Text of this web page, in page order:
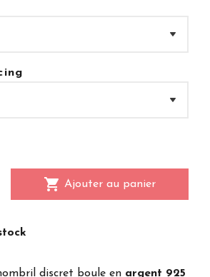
shopping_cart Ajouter au panier
discret boule en argent 925